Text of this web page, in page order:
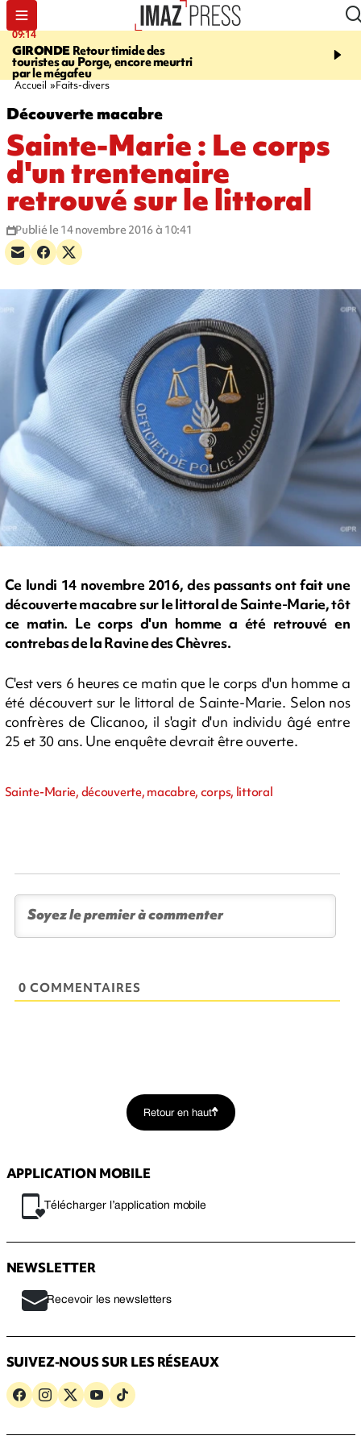
09:14
GIRONDE Retour timide des
touristes au Porge, encore meurtri
par le mégafeu
13:09
Des
font cinq morts en
Accueil Faits-divers
Découverte macabre
Sainte-Marie : Le corps
d'un trentenaire
retrouvé sur le littoral
Publié le 14 novembre 2016 à 10:41
Ce lundi 14 novembre 2016, des passants ont fait une
découverte macabre sur le littoral de Sainte-Marie, tôt
ce matin. Le corps d'un homme a été retrouvé en
contrebas de la Ravine des Chèvres.
C'est vers 6 heures ce matin que le corps d'un homme a
été découvert sur le littoral de Sainte-Marie. Selon nos
confrères de Clicanoo, il s'agit d'un individu âgé entre
25 et 30 ans. Une enquête devrait être ouverte.
Sainte-Marie, découverte, macabre, corps, littoral
0 COMMENTAIRES
Retour en haut
APPLICATION MOBILE
Télécharger l’application mobile
NEWSLETTER
Recevoir les newsletters
SUIVEZ-NOUS SUR LES RÉSEAUX